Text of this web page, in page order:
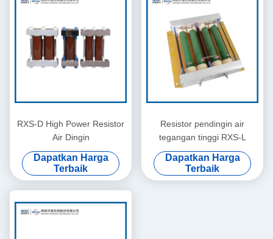
RXS-D High Power Resistor
Air Dingin
Dapatkan Harga
Terbaik
Resistor pendingin air
tegangan tinggi RXS-L
Dapatkan Harga
Terbaik